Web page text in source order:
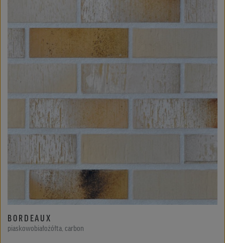
BORDEAUX
piaskowobiałożółta, carbon